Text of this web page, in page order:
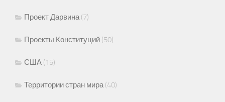
Проект Дарвина(7)
Проекты Конституций (50)
США (15)
Территории стран мира(40)